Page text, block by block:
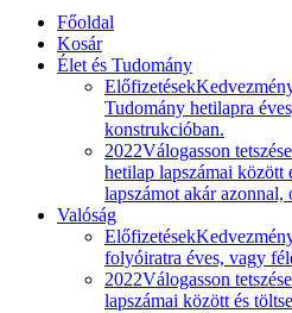
Főoldal
Kosár
Élet és Tudomány
Előfizetések
Tudomány hetilapra
konstrukcióban.
2022Válogasson
hetilap lapszámai között
lapszámot akár azonnal,
Valóság
Előfizetések
folyóiratra éves, vagy
2022Válogasson
lapszámai között és